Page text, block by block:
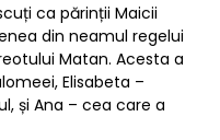
ca părinții Maicii
din neamul regelui
Matan. Acesta a
Elisabeta –
și Ana – cea care a